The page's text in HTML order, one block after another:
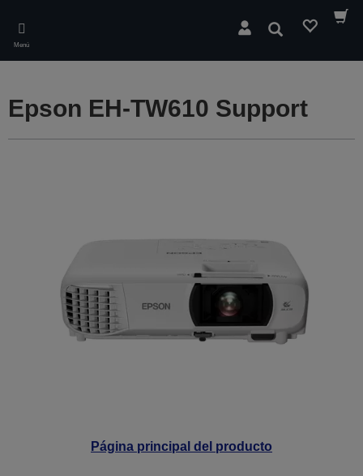
main
content
Menú
Buscar
Página principal del producto
Epson EH-TW610 Support